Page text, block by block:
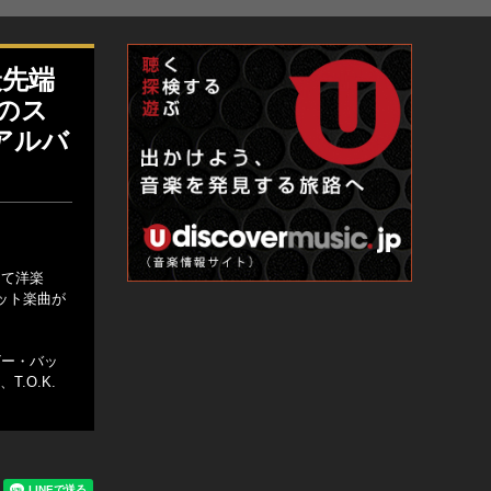
端
ス
ルバ
洋楽
ト楽曲が
・バッ
T.O.K.